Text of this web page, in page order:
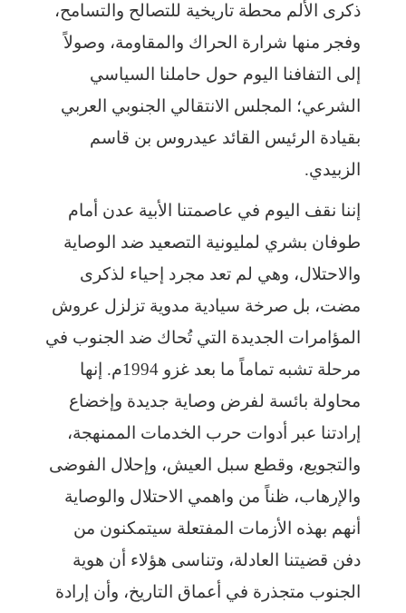
ذكرى الألم محطة تاريخية للتصالح والتسامح،
وفجر منها شرارة الحراك والمقاومة، وصولاً
إلى التفافنا اليوم حول حاملنا السياسي
الشرعي؛ المجلس الانتقالي الجنوبي العربي
بقيادة الرئيس القائد عيدروس بن قاسم
الزبيدي.
إننا نقف اليوم في عاصمتنا الأبية عدن أمام
طوفان بشري لمليونية التصعيد ضد الوصاية
والاحتلال، وهي لم تعد مجرد إحياء لذكرى
مضت، بل صرخة سيادية مدوية تزلزل عروش
المؤامرات الجديدة التي تُحاك ضد الجنوب في
مرحلة تشبه تماماً ما بعد غزو 1994م. إنها
محاولة بائسة لفرض وصاية جديدة وإخضاع
إرادتنا عبر أدوات حرب الخدمات الممنهجة،
والتجويع، وقطع سبل العيش، وإحلال الفوضى
والإرهاب، ظناً من واهمي الاحتلال والوصاية
أنهم بهذه الأزمات المفتعلة سيتمكنون من
دفن قضيتنا العادلة، وتناسى هؤلاء أن هوية
الجنوب متجذرة في أعماق التاريخ، وأن إرادة